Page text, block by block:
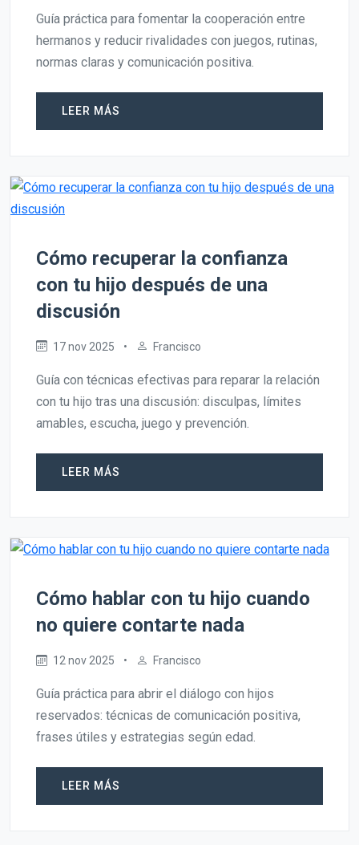
Guía práctica para fomentar la cooperación entre
hermanos y reducir rivalidades con juegos, rutinas,
normas claras y comunicación positiva.
LEER MÁS
Cómo recuperar la confianza
con tu hijo después de una
discusión
17 nov 2025 • Francisco
Guía con técnicas efectivas para reparar la relación
con tu hijo tras una discusión: disculpas, límites
amables, escucha, juego y prevención.
LEER MÁS
Cómo hablar con tu hijo cuando
no quiere contarte nada
12 nov 2025 • Francisco
Guía práctica para abrir el diálogo con hijos
reservados: técnicas de comunicación positiva,
frases útiles y estrategias según edad.
LEER MÁS